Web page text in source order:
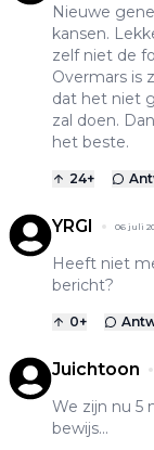
Nieuwe
kansen.
zelf niet de
Overmars is
dat het niet
zal doen.
het beste.
24+
YRGI 06 juli
Heeft niet
bericht?
0+
Juichtoon
We zijn nu 5
bewijs...